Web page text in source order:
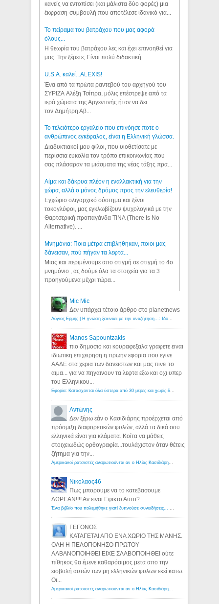
κανείς να εντοπίσει (και μάλιστα δύο φορές) μια
έκφραση-συμβουλή που αποτέλεσε ιδανικό για...
Το πείραμα του βατράχου που μας αφορά
όλους...
Η θεωρία του βατράχου λες και έχει επινοηθεί για
μας. Την ξέρετε; Είναι πολύ διδακτική.
U.S.A. καλεί...ALEXIS!
Ένα από τα πρώτα ραντεβού του αρχηγού του
ΣΥΡΙΖΑ Αλέξη Τσίπρα, μόλις επέστρεψε από τα
ιερά χώματα της Αργεντινής ήταν να δει
τον Δημήτρη Αβ...
Το τελειότερο εργαλείο που επινόησε ποτε ο
ανθρώπινος εγκέφαλος, είναι η Ελληνική γλώσσα.
Διαδυκτιακοί μου φίλοι, που υιοθετίσατε με
περίσσια ευκολία τον τρόπο επικοινωνίας που
σας πλάσαραν τα μιάσματα της νέας τάξης πρα...
Αίμα και δάκρυα πλέον η εναλλακτική για την
χώρα, αλλά ο μόνος δρόμος προς την ελευθερία!
Εγχώριο ολιγαρχικό σύστημα και ξένοι
τοκογλύφοι, μας εγκλωβίζουν ψυχολογικά με την
Θαρτσερική προπαγάνδα TINA (There Is No
Alternative). ...
Μνημόνια: Ποια μέτρα επιβλήθηκαν, ποιοι μας
δάνεισαν, πού πήγαν τα λεφτά...
Μιας και περιμένουμε απο στιγμή σε στιγμή το 4ο
μνημόνιο , ας δούμε όλα τα στοιχεία για τα 3
προηγούμενα μέχρι τώρα...
Mic Mic
Δεν υπάρχει τέτοιο άρθρο στο planetnews
Λόγιος Ερμής | Η γνώση ξεκινάει με την αναζήτηση...: Ιδού οι 18 που χρωστούν 11 δις ευρώ!
Manos Sapountzakis
πιο δημοσιο και κουραφεξαλα γραφετε ειναι
ιδιωτικη επιχειρηση η πρωην εφορια που εγινε
ΑΑΔΕ στα χερια των δανειστων και μας πινει το
αιμα... για να πηγαινουν τα λεφτα εξω και οχι υπερ
του Ελληνικου...
Εφορία: Κατάσχονται όλα ύστερα από 30 μέρες και χωρίς δικαστικές αποφάσεις - Λόγιος Ερμής
Αντώνης
Δεν ξέρω εάν ο Κασιδιάρης προέρχεται από
πρόσμιξη διαφορετικών φυλών, αλλά τα δικά σου
ελληνικά είναι για κλάματα. Κοίτα να μάθεις
στοιχειωδώς ορθογραφία...τουλάχιστον όταν θέτεις
ζήτημα για την...
Αμερικανοί ρατσιστές αναρωτιούνται αν ο Ηλίας Κασιδιάρης ανήκει στη λευκή φυλή... - Λόγιος Ερμής
Νικολαος46
Πως μπορουμε να το κατεβασουμε
ΔΩΡΕΑΝ!!!! Αν ειναι Εφικτο Αυτο?
Ένα βιβλίο που πολεμήθηκε γιατί ξυπνούσε συνειδήσεις... - Λόγιος Ερμής | Η γνώση ξεκινάει με την αναζήτηση...
ΓΕΓΟΝΟΣ
ΚΑΤΑΓΕΤΑΙ ΑΠΟ ΕΝΑ ΧΩΡΙΟ ΤΗΣ ΜΑΝΗΣ.
ΟΛΗ Η ΠΕΛΟΠΟΝΗΣΟ ΠΡΩΤΟΥ
ΑΛΒΑΝΟΠΟΙΗΘΕΙ ΕΙΧΕ ΣΛΑΒΟΠΟΙΗΘΕΙ ούτε
πίθηκος θα έμενε καθαρόαιμος μετα απο την
εισβολή αυτών των μη ελληνικών φυλων εκεί κατω.
Οι...
Αμερικανοί ρατσιστές αναρωτιούνται αν ο Ηλίας Κασιδιάρης ανήκει στη λευκή φυλή... - Λόγιος Ερμής